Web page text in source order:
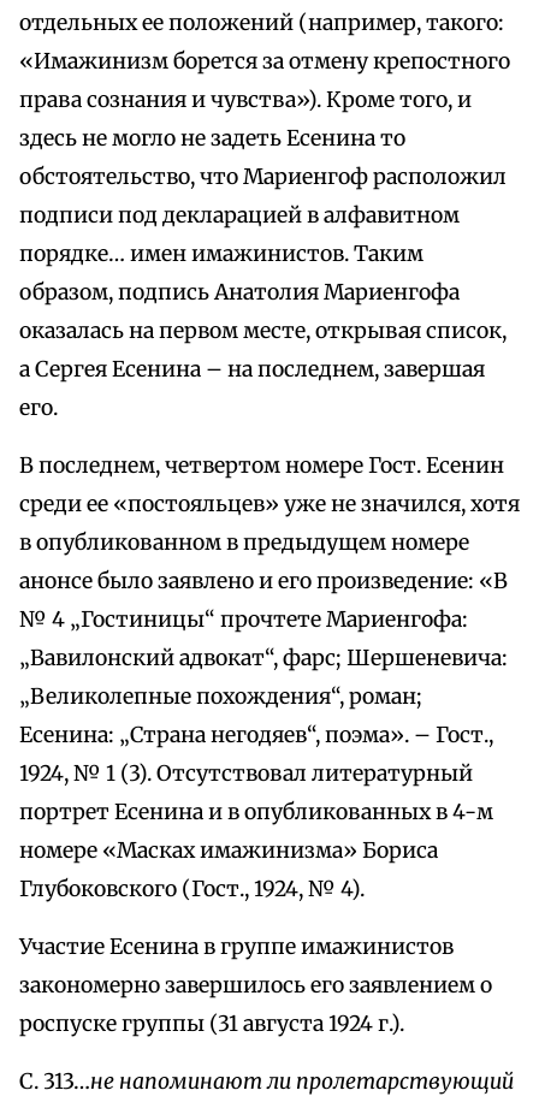
отдельных ее положений (например, такого:
«Имажинизм борется за отмену крепостного
права сознания и чувства»). Кроме того, и
здесь не могло не задеть Есенина то
обстоятельство, что Мариенгоф расположил
подписи под декларацией в алфавитном
порядке… имен имажинистов. Таким
образом, подпись Анатолия Мариенгофа
оказалась на первом месте, открывая список,
а Сергея Есенина – на последнем, завершая
его.
В последнем, четвертом номере Гост. Есенин
среди ее «постояльцев» уже не значился, хотя
в опубликованном в предыдущем номере
анонсе было заявлено и его произведение: «В
№ 4 „Гостиницы“ прочтете Мариенгофа:
„Вавилонский адвокат“, фарс; Шершеневича:
„Великолепные похождения“, роман;
Есенина: „Страна негодяев“, поэма». – Гост.,
1924, № 1 (3). Отсутствовал литературный
портрет Есенина и в опубликованных в 4-м
номере «Масках имажинизма» Бориса
Глубоковского (Гост., 1924, № 4).
Участие Есенина в группе имажинистов
закономерно завершилось его заявлением о
роспуске группы (31 августа 1924 г.).
С. 313…не напоминают ли пролетарствующий